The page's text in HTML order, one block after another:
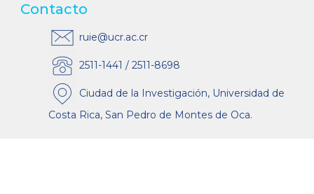
Contacto
ruie@ucr.ac.cr
2511-1441 / 2511-8698
Ciudad de la Investigación, Universidad de
Costa Rica, San Pedro de Montes de Oca.